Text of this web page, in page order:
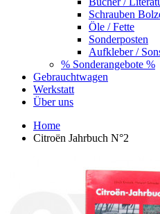
Schrauben
Öle / Fette
Sonderposten
Aufkleber /
% Sonderangebote %
Gebrauchtwagen
Werkstatt
Über uns
Home
Citroën Jahrbuch N°2